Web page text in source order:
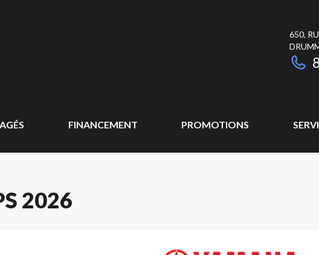
650,
FINANCEMENT PROMOTIONS
2026